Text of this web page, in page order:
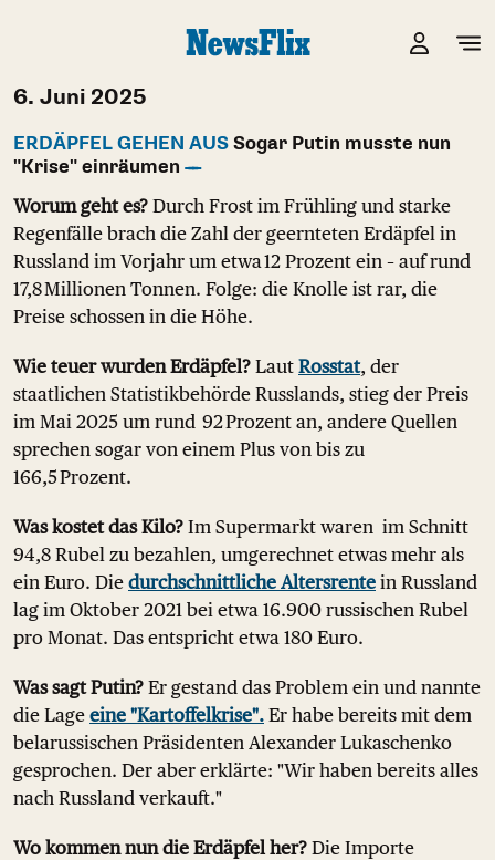
6. Juni 2025
ERDÄPFEL GEHEN AUS Sogar Putin musste nun
"Krise" einräumen
Worum geht es? Durch Frost im Frühling und starke
Regenfälle brach die Zahl der geernteten Erdäpfel in
Russland im Vorjahr um etwa 12 Prozent ein – auf rund
17,8 Millionen Tonnen. Folge: die Knolle ist rar, die
Preise schossen in die Höhe.
Wie teuer wurden Erdäpfel? Laut Rosstat, der
staatlichen Statistikbehörde Russlands, stieg der Preis
im Mai 2025 um rund 92 Prozent an, andere Quellen
sprechen sogar von einem Plus von bis zu
166,5 Prozent.
Was kostet das Kilo? Im Supermarkt waren im Schnitt
94,8 Rubel zu bezahlen, umgerechnet etwas mehr als
ein Euro. Die durchschnittliche Altersrente in Russland
lag im Oktober 2021 bei etwa 16.900 russischen Rubel
pro Monat. Das entspricht etwa 180 Euro.
Was sagt Putin? Er gestand das Problem ein und nannte
die Lage eine "Kartoffelkrise". Er habe bereits mit dem
belarussischen Präsidenten Alexander Lukaschenko
gesprochen. Der aber erklärte: "Wir haben bereits alles
nach Russland verkauft."
Wo kommen nun die Erdäpfel her? Die Importe